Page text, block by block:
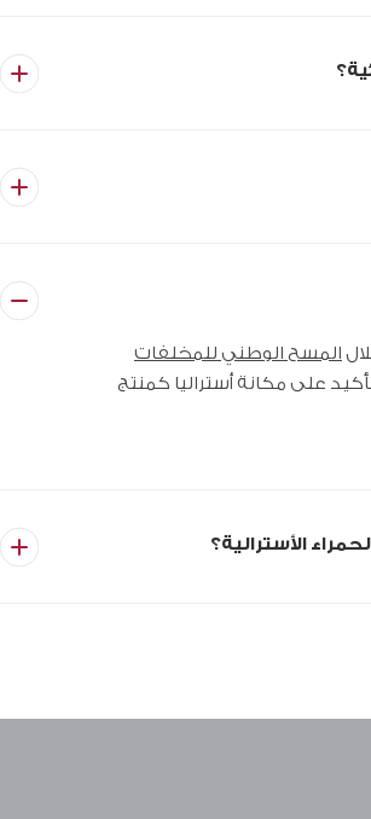
المسح الوطني للمخلفات
على مكانة أستراليا كمنتج
الأسترالية؟